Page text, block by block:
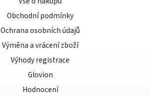
Obchodní podmínky
Ochrana osobních údajů
Výměna a vrácení zboží
Výhody registrace
Glovion
Hodnocení